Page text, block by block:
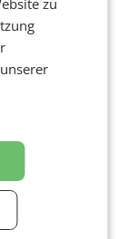
er
Franzens-
Kanzlei Kapp
seine
tätig und
Zudem ist
und
Vice